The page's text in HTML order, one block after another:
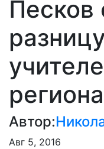
Песков
Автор:
Авг 5, 2016